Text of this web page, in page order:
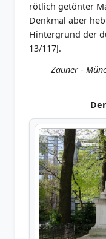
rötlich getönter
Denkmal aber
Hintergrund der
13/117J.
Zauner -